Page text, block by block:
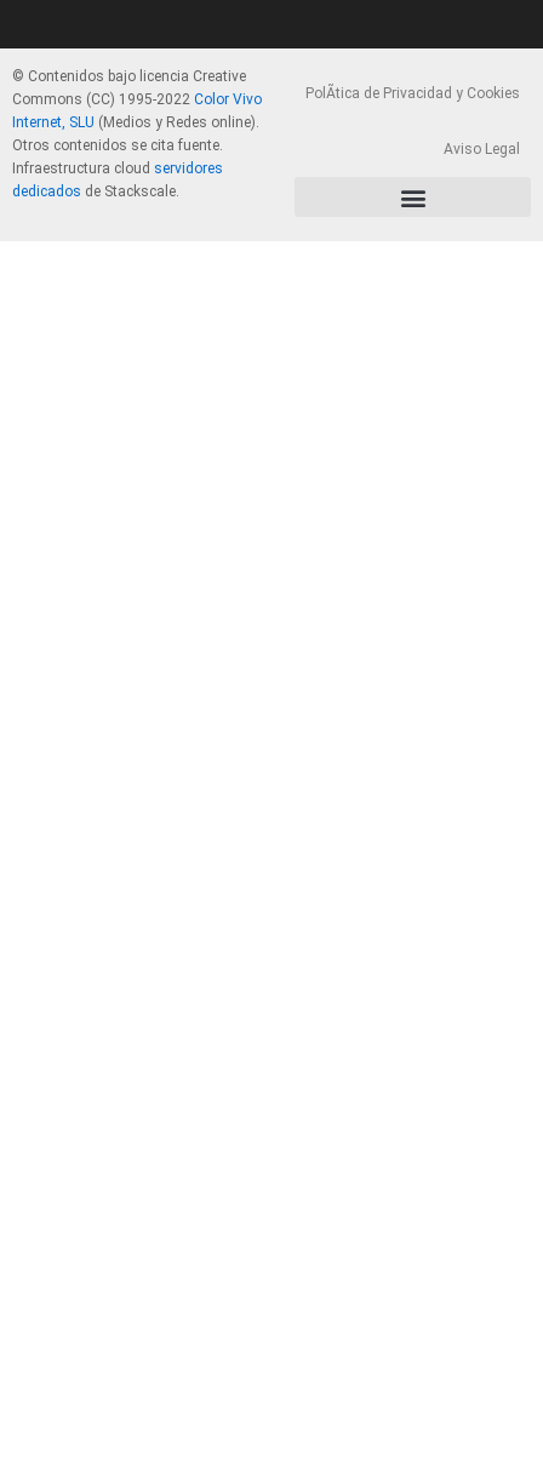
© Contenidos bajo licencia Creative
Commons (CC) 1995-2022 Color Vivo
Internet, SLU (Medios y Redes online).
Otros contenidos se cita fuente.
Infraestructura cloud servidores
dedicados de Stackscale.
PolÃ­tica de Privacidad y Cookies
Aviso Legal